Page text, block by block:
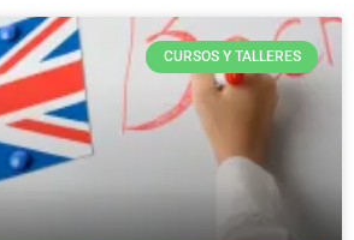
CURSOS Y TALLERES